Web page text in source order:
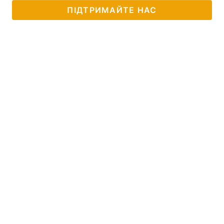
ПІДТРИМАЙТЕ НАС